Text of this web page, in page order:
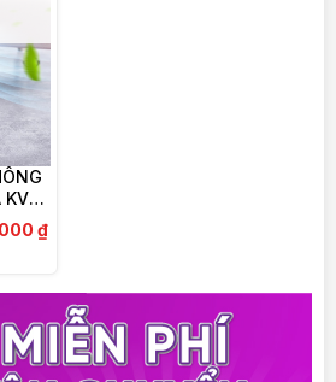
cùng các loại Optibac khác
thể nuốt viên men vi sinh thì
đổ bột bên trong con nhộng ra
hoặc đồ ăn nguội.
MÁT TỦ LẠNH KHI ĐÃ MỞ
KẾT:
₫